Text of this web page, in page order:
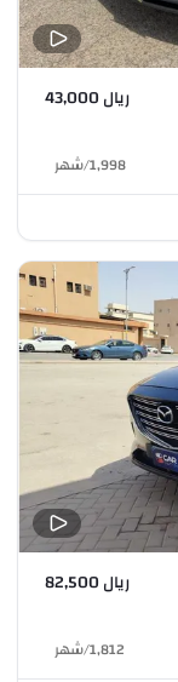
ريال 43,000
1,998
/شهر
ريال 82,500
1,812
/شهر